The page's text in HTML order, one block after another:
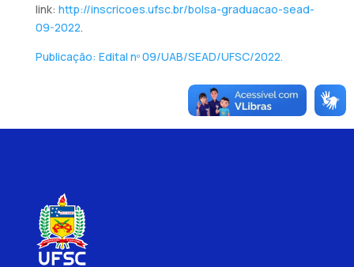
link: http://inscricoes.ufsc.br/bolsa-graduacao-sead-
09-2022.
Publicação: Edital nº 09/UAB/SEAD/UFSC/2022.